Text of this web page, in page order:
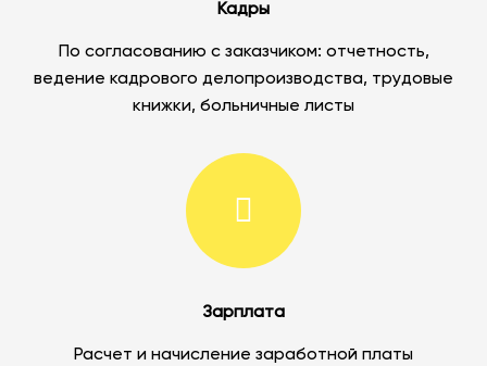
Кадры
По согласованию с заказчиком: отчетность,
ведение кадрового делопроизводства, трудовые
книжки, больничные листы
Зарплата
Расчет и начисление заработной платы